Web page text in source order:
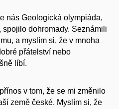
nás Geologická olympiáda,
dohromady. Seznámili
a myslím si, že v mnoha
přátelství nebo
líbí.
v tom, že se mi změnilo
země české. Myslím si, že